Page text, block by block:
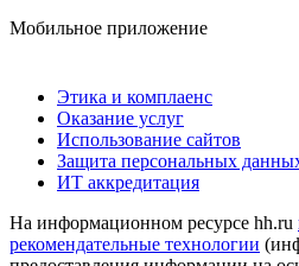
Мобильное приложение
Этика и комплаенс
Оказание услуг
Использование сайтов
Защита персональных
ИТ аккредитация
На информационном ресурсе hh.ru
рекомендательные технологии